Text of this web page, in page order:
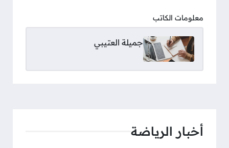
معلومات الكاتب
جميلة العتيبي
أخبار الرياضة